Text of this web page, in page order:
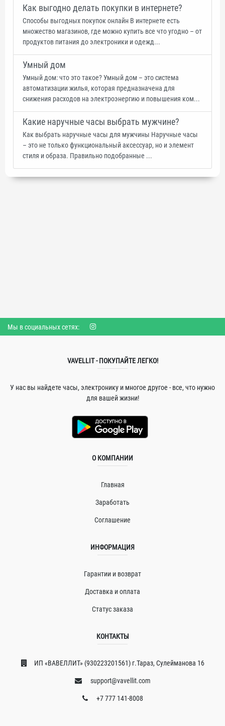
Как выгодно делать покупки в интернете?
Способы выгодных покупок онлайн В интернете есть
множество магазинов, где можно купить все что угодно – от
продуктов питания до электроники и одежд...
Умный дом
Умный дом: что это такое? Умный дом – это система
автоматизации жилья, которая предназначена для
снижения расходов на электроэнергию и повышения ком...
Какие наручные часы выбрать мужчине?
Как выбрать наручные часы для мужчины Наручные часы
– это не только функциональный аксессуар, но и элемент
стиля и образа. Правильно подобранные ...
Мы в социальных сетях:
VAVELLIT - ПОКУПАЙТЕ ЛЕГКО!
У нас вы найдете часы, электронику и многое другое - все, что нужно
для вашей жизни!
О КОМПАНИИ
Главная
Заработать
Соглашение
ИНФОРМАЦИЯ
Гарантии и возврат
Доставка и оплата
Статус заказа
КОНТАКТЫ
ИП «ВAВЕЛЛИT» (930223201561) г.Тараз, Сулейманова 16
support@vavellit.com
+7 777 141-8008